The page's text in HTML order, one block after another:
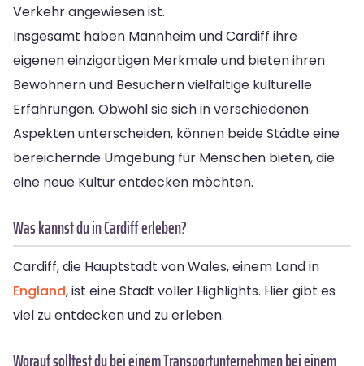
Verkehr angewiesen ist.
Insgesamt haben Mannheim und Cardiff ihre
eigenen einzigartigen Merkmale und bieten ihren
Bewohnern und Besuchern vielfältige kulturelle
Erfahrungen. Obwohl sie sich in verschiedenen
Aspekten unterscheiden, können beide Städte eine
bereichernde Umgebung für Menschen bieten, die
eine neue Kultur entdecken möchten.
Was kannst du in Cardiff erleben?
Cardiff, die Hauptstadt von Wales, einem Land in
England, ist eine Stadt voller Highlights. Hier gibt es
viel zu entdecken und zu erleben.
Worauf solltest du bei einem Transportunternehmen bei einem